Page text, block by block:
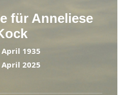
für Anneliese
April 1935
April 2025